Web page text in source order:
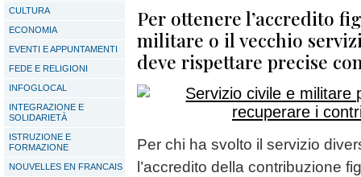
CULTURA
ECONOMIA
EVENTI E APPUNTAMENTI
FEDE E RELIGIONI
INFOGLOCAL
INTEGRAZIONE E
SOLIDARIETÀ
ISTRUZIONE E
FORMAZIONE
NOUVELLES EN FRANCAIS
Per ottenere l’accredito
militare o il vecchio
deve rispettare precise
Per chi ha svolto il servizio
l’accredito della contribuzione